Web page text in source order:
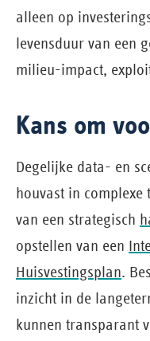
alleen op
levensduur van een
milieu-impact,
Kans om
Degelijke data- en
houvast in
van een strategisch
opstellen van een
Huisvestingsplan.
inzicht in de
kunnen transparant